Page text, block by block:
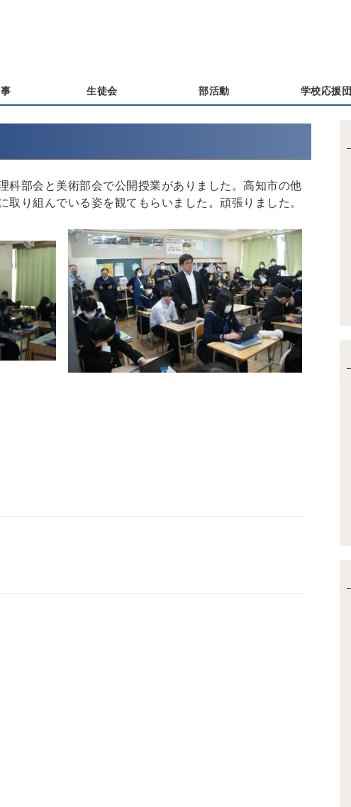
生徒会 部活動 学校応援団
科部会と美術部会で公開授業がありました。高知市の他
取り組んでいる姿を観てもらいました。頑張りました。